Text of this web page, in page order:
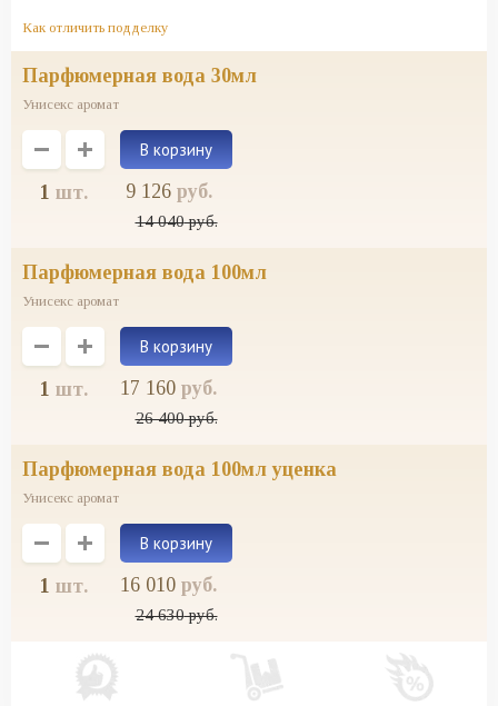
Как отличить подделку
парфюмерная вода 30мл
Унисекс аромат
1 шт. 9 126 руб.
14 040руб.
парфюмерная вода 100мл
Унисекс аромат
1 шт. 17 160 руб.
26 400руб.
парфюмерная вода 100мл уценка
Унисекс аромат
1 шт. 16 010 руб.
24 630руб.